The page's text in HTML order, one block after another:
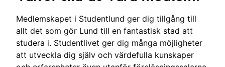
Medlemskapet i Studentlund ger dig tillgång till
allt det som gör Lund till en fantastisk stad att
studera i. Studentlivet ger dig många möjligheter
att utveckla dig själv och värdefulla kunskaper